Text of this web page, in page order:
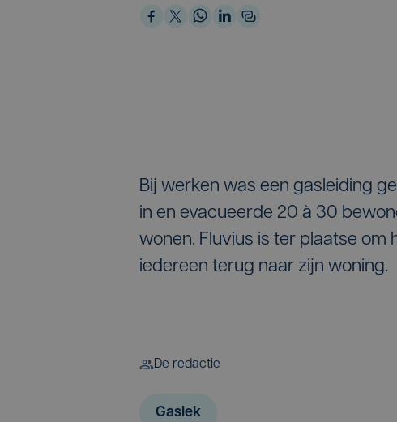
Bij werken was een gasleiding
in en evacueerde 20 à 30
wonen. Fluvius is ter plaatse om
iedereen terug naar zijn woning.
De redactie
Gaslek